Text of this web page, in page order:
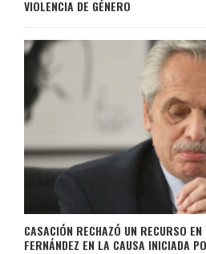
VIOLENCIA DE GÉNERO
CASACIÓN RECHAZÓ UN RECURSO
FERNÁNDEZ EN LA CAUSA INICIADA